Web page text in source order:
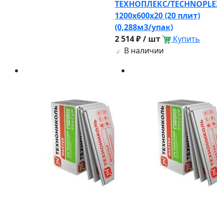
ТЕХНОПЛЕКС/
1200х600х20 (20 плит)
(0,288м3/упак)
2 514 ₽ / шт
Купить
В наличии